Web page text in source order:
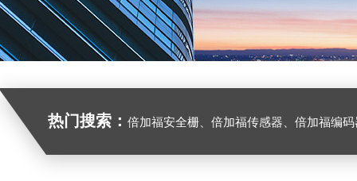
热门搜索： 倍加福安全栅、倍加福传感器、倍加福编码器、倍加福超声波传感器、松下伺服驱动器、松下伺